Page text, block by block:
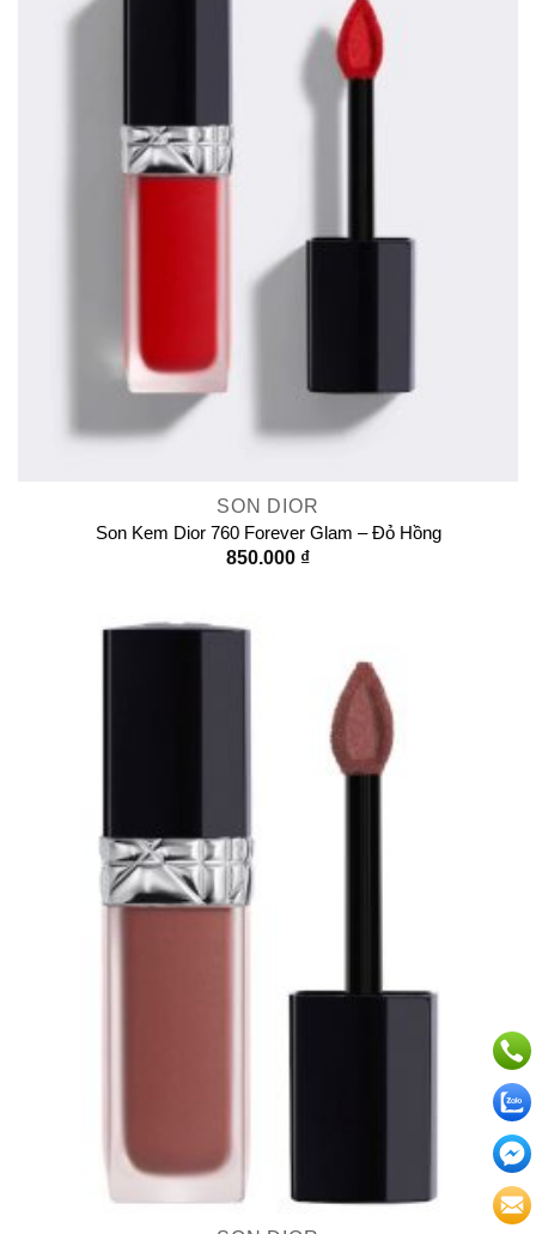
SON DIOR
Son Kem Dior 760 Forever Glam – Đỏ Hồng
850.000 ₫